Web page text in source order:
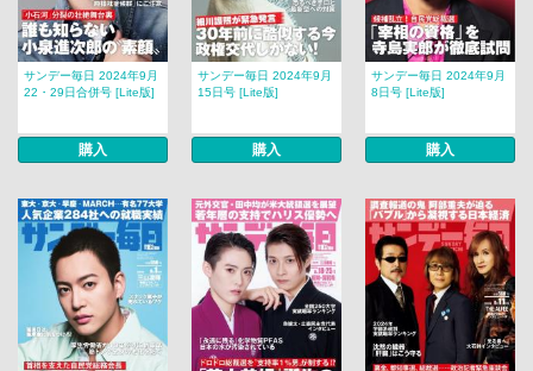
サンデー毎日 2024年9月
22・29日合併号 [Lite版]
購入
サンデー毎日 2024年9月
15日号 [Lite版]
購入
サンデー毎日 2024年9月
8日号 [Lite版]
購入